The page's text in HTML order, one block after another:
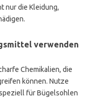
nur die Kleidung,
verwenden
Chemikalien, die
können. Nutze
für Bügelsohlen